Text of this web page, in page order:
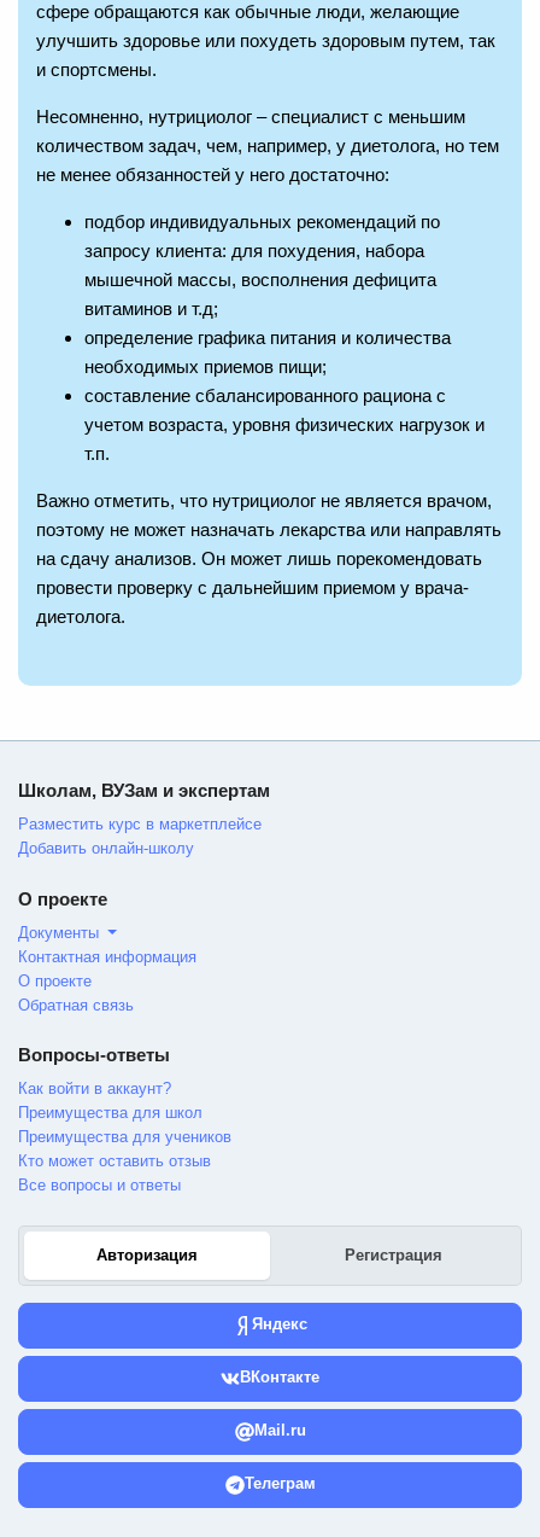
сфере обращаются как обычные люди, желающие
улучшить здоровье или похудеть здоровым путем, так
и спортсмены.
Несомненно, нутрициолог – специалист с меньшим
количеством задач, чем, например, у диетолога, но тем
не менее обязанностей у него достаточно:
подбор индивидуальных рекомендаций по
запросу клиента: для похудения, набора
мышечной массы, восполнения дефицита
витаминов и т.д;
определение графика питания и количества
необходимых приемов пищи;
составление сбалансированного рациона с
учетом возраста, уровня физических нагрузок и
т.п.
Важно отметить, что нутрициолог не является врачом,
поэтому не может назначать лекарства или направлять
на сдачу анализов. Он может лишь порекомендовать
провести проверку с дальнейшим приемом у врача-
диетолога.
Школам, ВУЗам и экспертам
Разместить курс в маркетплейсе
Добавить онлайн-школу
О проекте
Документы
Контактная информация
О проекте
Обратная связь
Вопросы-ответы
Как войти в аккаунт?
Преимущества для школ
Преимущества для учеников
Кто может оставить отзыв
Все вопросы и ответы
Авторизация Регистрация
Яндекс
ВКонтакте
Mail.ru
Телеграм